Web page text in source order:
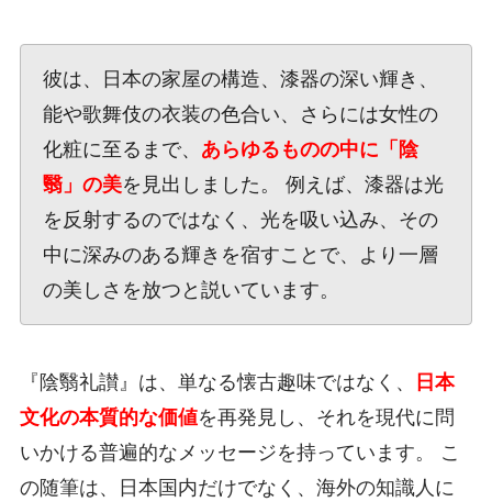
彼は、日本の家屋の構造、漆器の深い輝き、
能や歌舞伎の衣装の色合い、さらには女性の
化粧に至るまで、 あらゆるものの中に「陰
翳」の美を見出しました。 例えば、漆器は光
を反射するのではなく、光を吸い込み、その
中に深みのある輝きを宿すことで、より一層
の美しさを放つと説いています。
『陰翳礼讃』は、単なる懐古趣味ではなく、
日本
文化の本質的な価値を再発見し、それを現代に問
いかける普遍的なメッセージを持っています。 こ
の随筆は、日本国内だけでなく、海外の知識人に